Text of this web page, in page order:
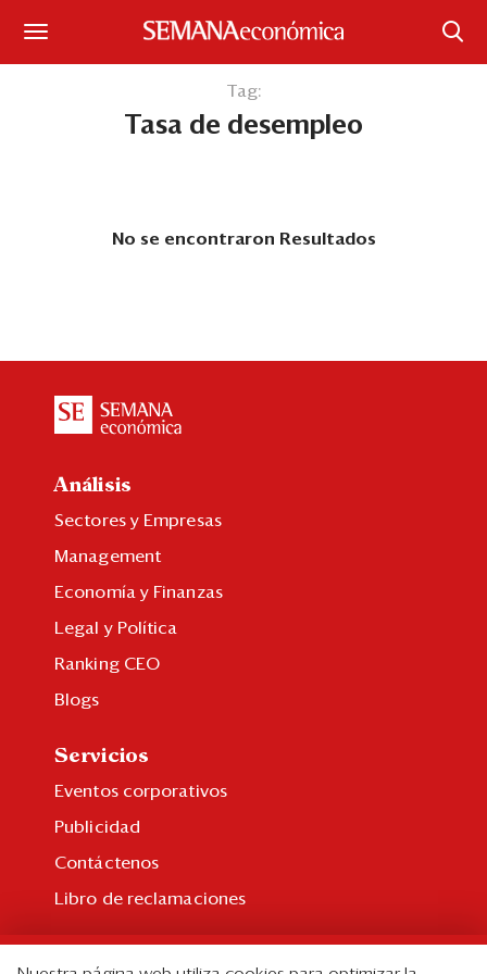
Iniciar sesión
¿Qué está pasando?
Legal y Política
Eventos
Ranking CEO
Edición Impresa
Tag:
Tasa de desempleo
No se encontraron Resultados
Análisis
Sectores y Empresas
Management
Economía y Finanzas
Legal y Política
Ranking CEO
Blogs
Servicios
Eventos corporativos
Publicidad
Contáctenos
Libro de reclamaciones